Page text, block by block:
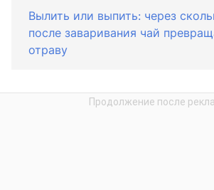
Вылить или выпить: через
после заваривания чай
отраву